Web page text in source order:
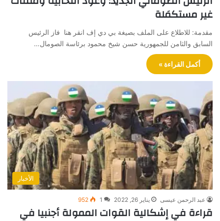
غير مستكمَلة
مقدمة: للاطلاع على الملف بصيغة بي دي إف انقر هنا فاز الرئيس
السابق والثامن للجمهورية حسن شيخ محمود برئاسة الصومال…
أكمل القراءة »
الأخبار
عبد الرحمن عيسى يناير 26, 2022 1
952
قراءة في إشكالية القوات الممولة أجنبيا في